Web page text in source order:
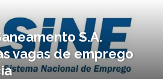
S.A.
vagas de emprego